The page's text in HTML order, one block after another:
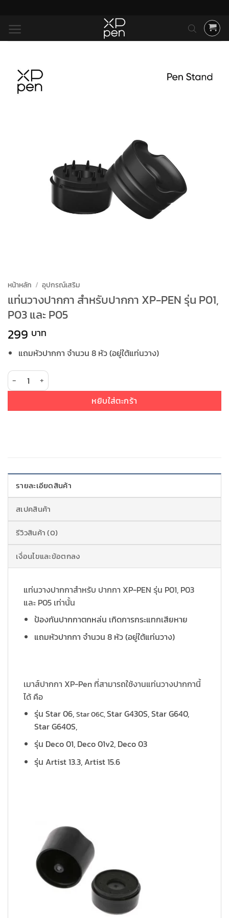
ยัง
เนื้อหา
หน้าหลัก / อุปกรณ์เสริม
แท่นวางปากกา สำหรับปากกา XP-PEN รุ่น P01,
P03 และ P05
299
แถมหัวปากกา จำนวน 8 หัว (อยู่ใต้แท่นวาง)
จำนวน แท่นวางปากกา สำหรับปากกา XP-PEN รุ่น P01, P03 และ P05 ชิ้น
หยิบใส่ตะกร้า
รายละเอียดสินค้า
สเปคสินค้า
รีวิวสินค้า (0)
เงื่อนไขและข้อตกลง
แท่นวางปากกาสำหรับ ปากกา XP-PEN รุ่น P01, P03
และ P05 เท่านั้น
ป้องกันปากกาตกหล่น เกิดการกระแทกเสียหาย
แถมหัวปากกา จำนวน 8 หัว (อยู่ใต้แท่นวาง)
เมาส์ปากกา XP-Pen ที่สามารถใช้งานแท่นวางปากกานี้
ได้ คือ
รุ่น Star 06,Star 06C,Star G430S, Star G640,
Star G640S,
รุ่น Deco 01, Deco 01v2, Deco 03
รุ่น Artist 13.3, Artist 15.6